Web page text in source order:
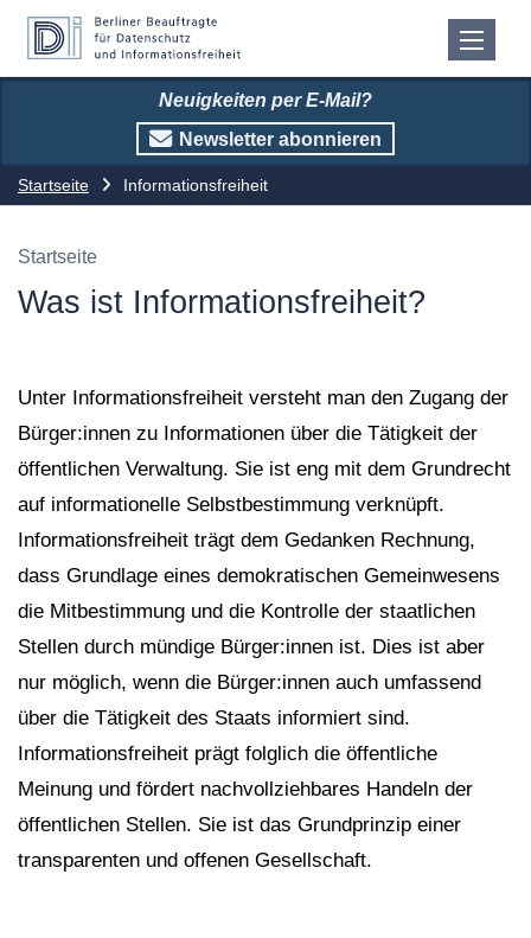
Neuigkeiten per E-Mail?
Newsletter abonnieren
Startseite Informationsfreiheit
Startseite
Was ist Informationsfreiheit?
Unter Informationsfreiheit versteht man den Zugang der
Bürger:innen zu Informationen über die Tätigkeit der
öffentlichen Verwaltung. Sie ist eng mit dem Grundrecht
auf informationelle Selbstbestimmung verknüpft.
Informationsfreiheit trägt dem Gedanken Rechnung,
dass Grundlage eines demokratischen Gemeinwesens
die Mitbestimmung und die Kontrolle der staatlichen
Stellen durch mündige Bürger:innen ist. Dies ist aber
nur möglich, wenn die Bürger:innen auch umfassend
über die Tätigkeit des Staats informiert sind.
Informationsfreiheit prägt folglich die öffentliche
Meinung und fördert nachvollziehbares Handeln der
öffentlichen Stellen. Sie ist das Grundprinzip einer
transparenten und offenen Gesellschaft.